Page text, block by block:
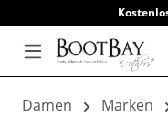
Damen Marken